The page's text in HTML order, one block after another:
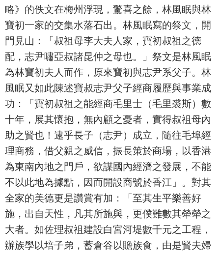
略》的佚文在梅州浮現，驚喜之餘，林風眠與林
寶初一家的交集水落石出。林風眠寫的祭文，開
門見山：「叔祖母李大夫人家，寶初叔祖之德
配，志尹嘯亞叔諸昆仲之母也。」祭文是林風眠
為林寶初夫人而作，原來寶初與志尹系父子。林
風眠又如此陳述寶叔志尹父子經商履歷與事業成
功：「寶初叔祖之能經商毛里士（毛里裘斯）數
十年，展其懷抱，無內顧之憂者，實得叔祖母內
助之賢也！逮乎長子（志尹）成立，隨往毛埠經
理商務，借父親之威信，振長策於商場，以香港
為東南內地之門戶，欲謀國內經濟之發展，不能
不以此地為據點，因而開設商號於香江」。對其
全家的美德更是讚賞有加：「至其生平樂善好
施，出自天性，凡其所施與，更僕難數其犖犖之
大者。如佐理叔祖建設白宮河堤數千元之工程，
辦族學以培子弟，蓄倉谷以贍族食，由是賢夫婦